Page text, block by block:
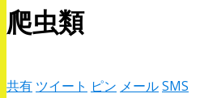
爬虫類
共有 ツイート ピン メールSMS